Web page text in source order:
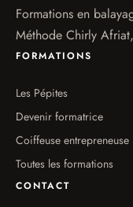
Formations en
Méthode Chirly
FORMATIONS
Les Pépites
Devenir formatrice
Coiffeuse entrepreneuse
Toutes les formations
CONTACT